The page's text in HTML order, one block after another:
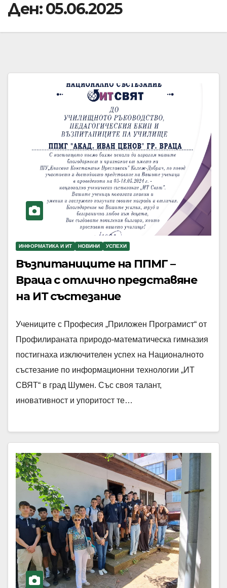
Ден:05.06.2025
ИНФОРМАТИКА И ИТ НОВИНИ УСПЕХИ
Възпитаниците на ППМГ –
Враца с отлично представяне
на ИТ състезание
Учениците с Професия „Приложен Програмист“ от
Профилираната природо-математическа гимназия
постигнаха изключителен успех на Националното
състезание по информационни технологии „ИТ
СВЯТ“ в град Шумен. Със своя талант,
иновативност и упоритост те…